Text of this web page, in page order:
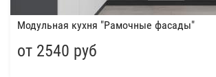
Модульная кухня "Рамочные фасады"
от 2540 руб